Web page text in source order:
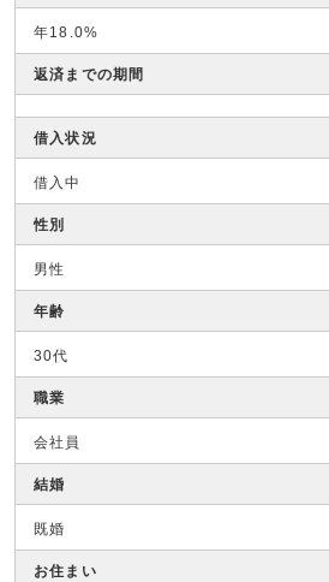
年18.0%
返済までの期間
借入状況
借入中
性別
男性
年齢
30代
職業
会社員
結婚
既婚
お住まい